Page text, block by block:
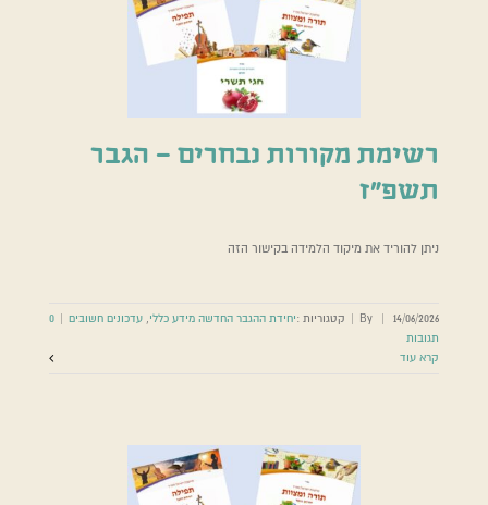
רשימת מקורות נבחרים – הגבר
תשפ”ז
ניתן להוריד את מיקוד הלמידה בקישור הזה
By | 14/06/2026
| קטגוריות :יחידת ההגבר החדשה מידע כללי, עדכונים חשובים |
0
תגובות
קרא עוד